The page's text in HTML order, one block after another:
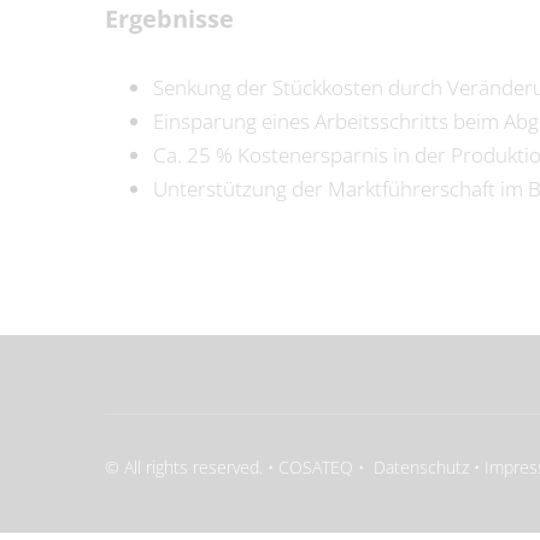
Ergebnisse
Senkung der Stückkosten durch
Einsparung eines Arbeitsschritts beim
Ca. 25 % Kostenersparnis in der
Unterstützung der Marktführerschaft im
© All rights reserved. • COSATEQ • Datenschutz •